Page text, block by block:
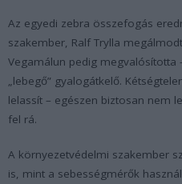
Az egyedi zebra összefogás
szakember, Ralf Trylla
Vegamálun pedig megvalósította
„lebegő” gyalogátkelő.
lelassít – egészen biztosan nem
fel rá.
A környezetvédelmi szakember
is, mint a sebességmérők